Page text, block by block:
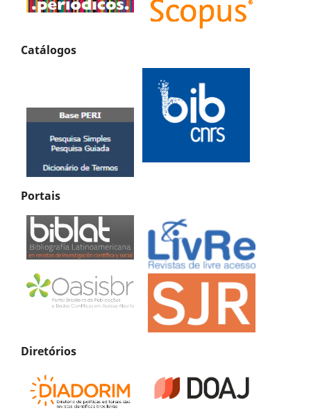
Catálogos
Portais
Diretórios